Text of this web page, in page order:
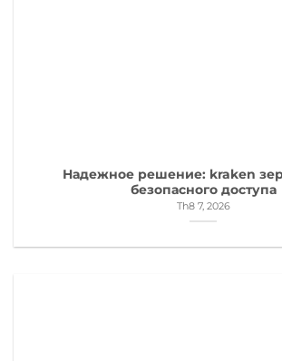
Надежное решение: kraken
безопасного доступа
Th8 7, 2026